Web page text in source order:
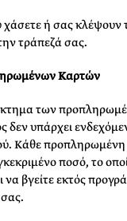
ή σας κλέψουν
τράπεζά σας.
Καρτών
των
δεν υπάρχει
Κάθε προπληρωμένη
ποσό, το
να βγείτε εκτός